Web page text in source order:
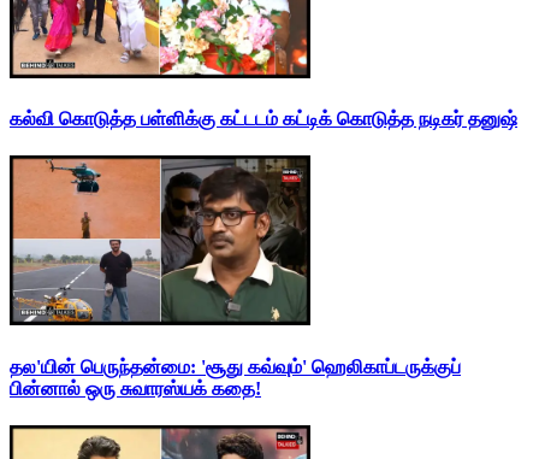
கல்வி கொடுத்த பள்ளிக்கு கட்டடம் கட்டிக் கொடுத்த நடிகர் தனுஷ்
தல'யின் பெருந்தன்மை: 'சூது கவ்வும்' ஹெலிகாப்டருக்குப்
பின்னால் ஒரு சுவாரஸ்யக் கதை!